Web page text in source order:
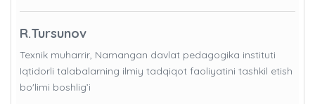
R.Tursunov
Texnik muharrir, Namangan davlat pedagogika instituti
Iqtidorli talabalarning ilmiy tadqiqot faoliyatini tashkil etish
bo'limi boshlig’i